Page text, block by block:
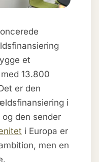
et
13.800
er den
i
den sender
i Europa er
men en